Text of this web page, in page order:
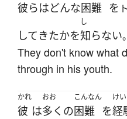
彼らはどんな困難 を
して きたかを
し
知らない。
They don't know what
through in his youth.
かれ
彼 は
おお
多く の
こんなん
困難 を
け
経